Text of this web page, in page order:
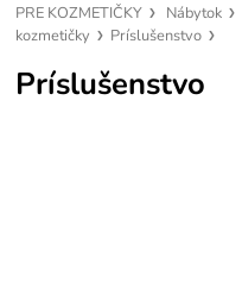
PRE KOZMETIČKY Nábytok
kozmetičky
Príslušenstvo
Príslušenstvo